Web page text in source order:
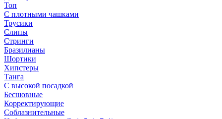
Топ
С плотными чашками
Трусики
Слипы
Стринги
Бразилианы
Шортики
Хипстеры
Танга
С высокой посадкой
Бесшовные
Корректирующие
Соблазнительные